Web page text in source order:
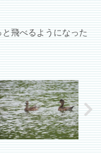
飛べるようになった